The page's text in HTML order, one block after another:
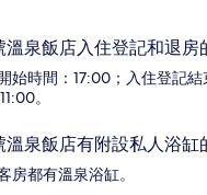
溫泉飯店入住登記和退房
始時間：17:00；入住登記
。
溫泉飯店有附設私人浴缸
房都有溫泉浴缸。